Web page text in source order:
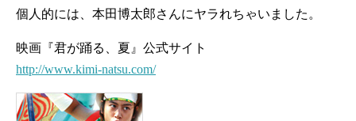
個人的には、本田博太郎さんにヤラれちゃいました。
映画『君が踊る、夏』公式サイト
http://www.kimi-natsu.com/